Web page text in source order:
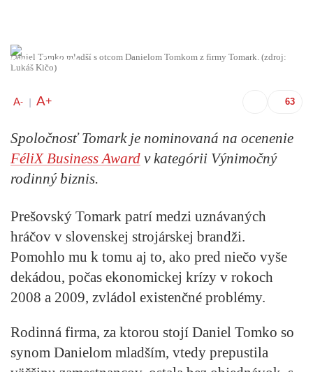
Daniel Tomko mladší s otcom Danielom Tomkom z firmy Tomark. (zdroj:
Lukáš Klčo)
A- A+
Spoločnosť Tomark je nominovaná na ocenenie
FéliX Business Award v kategórii Výnimočný
rodinný biznis.
Prešovský Tomark patrí medzi uznávaných
hráčov v slovenskej strojárskej brandži.
Pomohlo mu k tomu aj to, ako pred niečo vyše
dekádou, počas ekonomickej krízy v rokoch
2008 a 2009, zvládol existenčné problémy.
Rodinná firma, za ktorou stojí Daniel Tomko so
synom Danielom mladším, vtedy prepustila